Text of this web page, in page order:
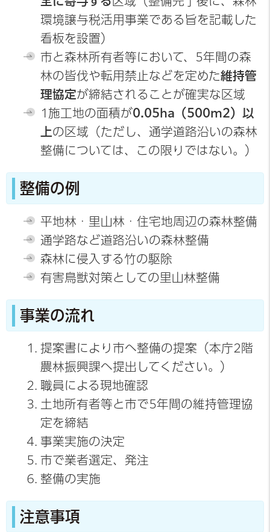
環境譲与税活用事業である旨を記載した
看板を設置）
市と森林所有者等において、5年間の森
林の皆伐や転用禁止などを定めた維持管
理協定が締結されることが確実な区域
1施工地の面積が0.05ha（500m2）以
上の区域（ただし、通学道路沿いの森林
整備については、この限りではない。）
整備の例
平地林・里山林・住宅地周辺の森林整備
通学路など道路沿いの森林整備
森林に侵入する竹の駆除
有害鳥獣対策としての里山林整備
事業の流れ
提案書により市へ整備の提案（本庁2階
農林振興課へ提出してください。）
職員による現地確認
土地所有者等と市で5年間の維持管理協
定を締結
事業実施の決定
市で業者選定、発注
整備の実施
注意事項